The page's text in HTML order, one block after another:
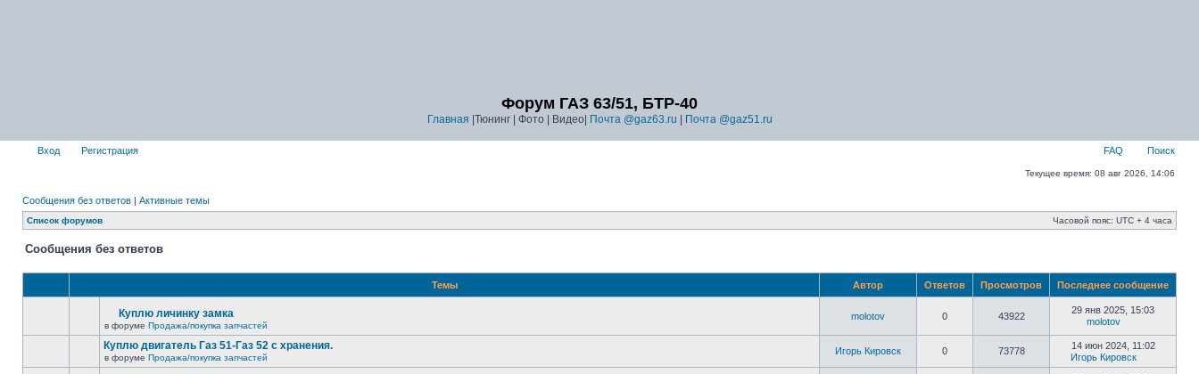
Форум ГАЗ 63/51, БТР-40
Главная |Тюнинг | Фото | Видео| Почта @gaz63.ru Почта @gaz51.ru
Вход Регистрация FAQ Поиск
Текущее время: 08 авг 2026, 14:06
Сообщения без ответов | Активные темы
Список форумов Часовой пояс: UTC + 4 часа
Сообщения без ответов
Темы Автор Ответов Просмотров Последнее сообщение
Куплю личинку замка
в форуме Продажа/покупка запчастей
molotov 0 43922
29 янв 2025, 15:03
molotov
Куплю двигатель Газ 51-Газ 52 с хранения.
в форуме Продажа/покупка запчастей
Игорь Кировск 0 73778
14 июн 2024, 11:02
Игорь Кировск